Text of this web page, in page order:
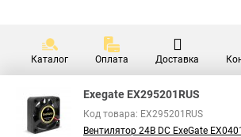
Каталог Оплата Доставка
Exegate EX295201RUS
Код товара: EX295201RUS
Вентилятор 24В DC ExeGate